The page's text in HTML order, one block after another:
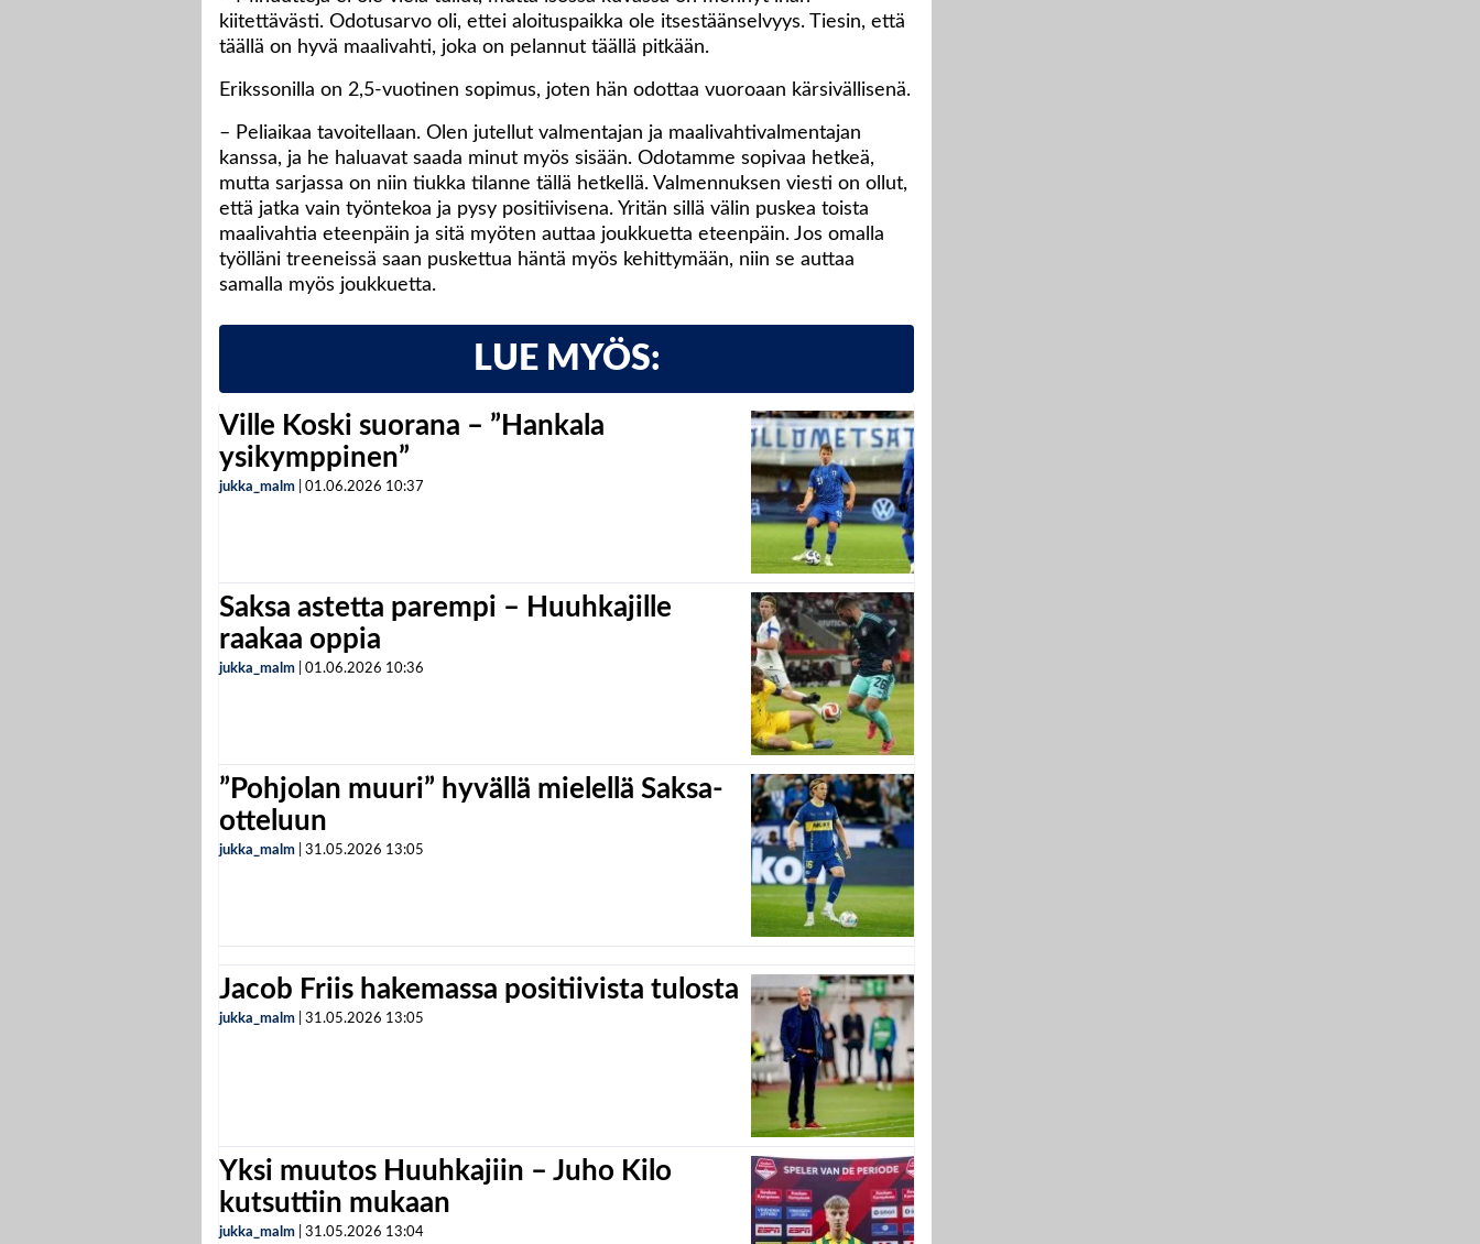
kiitettävästi. Odotusarvo oli, ettei aloituspaikka ole itsestäänselvyys. Tiesin, että
täällä on hyvä maalivahti, joka on pelannut täällä pitkään.
Erikssonilla on 2,5-vuotinen sopimus, joten hän odottaa vuoroaan kärsivällisenä.
– Peliaikaa tavoitellaan. Olen jutellut valmentajan ja maalivahtivalmentajan
kanssa, ja he haluavat saada minut myös sisään. Odotamme sopivaa hetkeä,
mutta sarjassa on niin tiukka tilanne tällä hetkellä. Valmennuksen viesti on ollut,
että jatka vain työntekoa ja pysy positiivisena. Yritän sillä välin puskea toista
maalivahtia eteenpäin ja sitä myöten auttaa joukkuetta eteenpäin. Jos omalla
työlläni treeneissä saan puskettua häntä myös kehittymään, niin se auttaa
samalla myös joukkuetta.
LUE MYÖS:
Ville Koski suorana – ”Hankala
ysikymppinen”
jukka_malm 01.06.2026 10:37
Saksa astetta parempi – Huuhkajille
raakaa oppia
jukka_malm 01.06.2026 10:36
”Pohjolan muuri” hyvällä mielellä Saksa-
otteluun
jukka_malm 31.05.2026 13:05
Jacob Friis hakemassa positiivista tulosta
jukka_malm 31.05.2026 13:05
Yksi muutos Huuhkajiin – Juho Kilo
kutsuttiin mukaan
jukka_malm 31.05.2026 13:04